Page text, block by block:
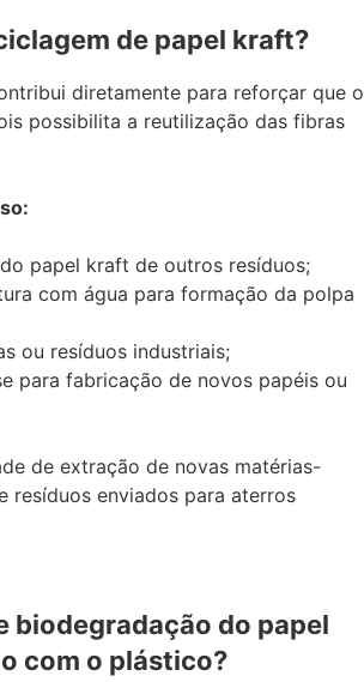
de papel kraft?
diretamente para reforçar que o
possibilita a reutilização das fibras
papel kraft de outros resíduos;
com água para formação da polpa
ou resíduos industriais;
para fabricação de novos papéis ou
de extração de novas matérias-
resíduos enviados para aterros
biodegradação do papel
com o plástico?